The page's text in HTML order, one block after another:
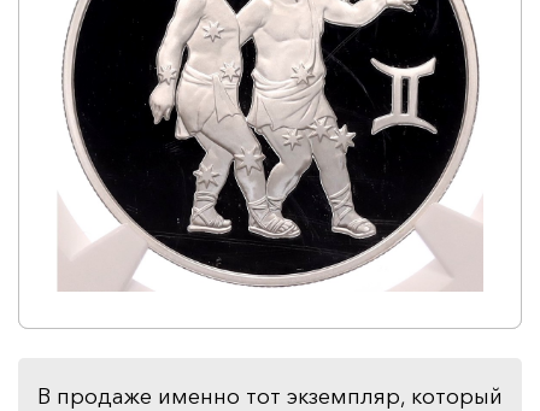
В продаже именно тот экземпляр, который